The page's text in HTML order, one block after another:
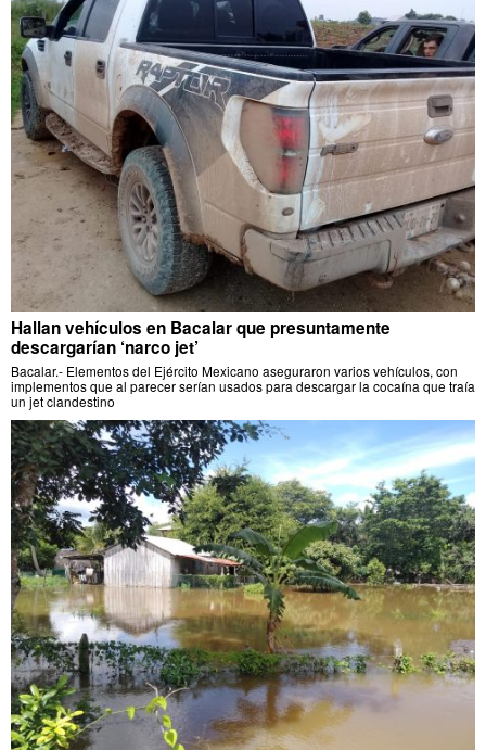
Hallan vehículos en Bacalar que presuntamente
descargarían ‘narco jet’
Bacalar.- Elementos del Ejército Mexicano aseguraron varios vehículos, con
implementos que al parecer serían usados para descargar la cocaína que traía
un jet clandestino